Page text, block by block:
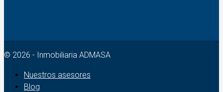
© 2026 - Inmobiliaria ADMASA
Nuestros asesores
Blog